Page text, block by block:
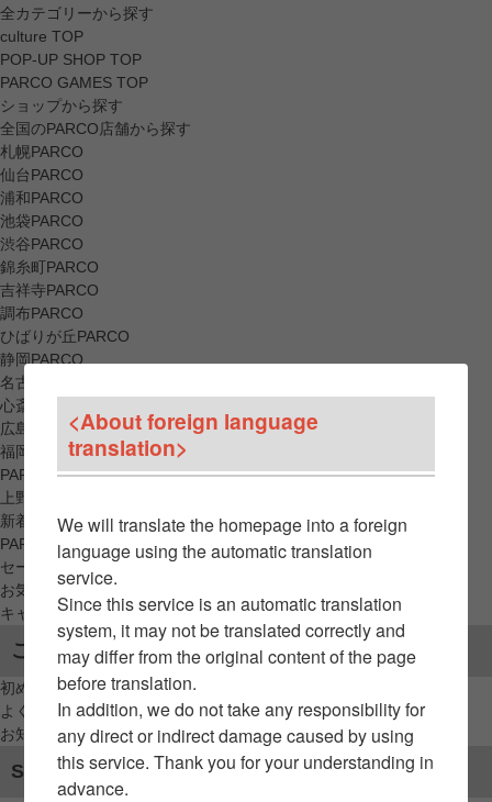
全カテゴリーから探す
culture TOP
POP-UP SHOP TOP
PARCO GAMES TOP
ショップから探す
全国のPARCO店舗から探す
札幌PARCO
仙台PARCO
浦和PARCO
池袋PARCO
渋谷PARCO
錦糸町PARCO
吉祥寺PARCO
調布PARCO
ひばりが丘PARCO
静岡PARCO
名古屋PARCO
心斎橋PARCO
広島PARCO
福岡PARCO
PARCO_ya
上野
新着アイテムから探す
PARCO限定アイテムから探す
セールアイテムから探す
お気に入りから探す
キャンペーン/クーポン対象から探す
ご利用案内
初めてのお客様へ
よくあるご質問 / お問い合わせ
お知らせ
SNSアカウント
<About foreign language
translation>
We will translate the homepage into a foreign
language using the automatic translation
service.
Since this service is an automatic translation
system, it may not be translated correctly and
may differ from the original content of the page
before translation.
In addition, we do not take any responsibility for
any direct or indirect damage caused by using
this service. Thank you for your understanding in
advance.